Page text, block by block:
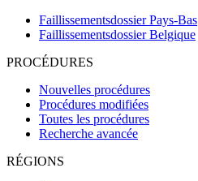
Faillissementsdossier Pays-Bas
Faillissementsdossier Belgique
PROCÉDURES
Nouvelles procédures
Procédures modifiées
Toutes les procédures
Recherche avancée
RÉGIONS